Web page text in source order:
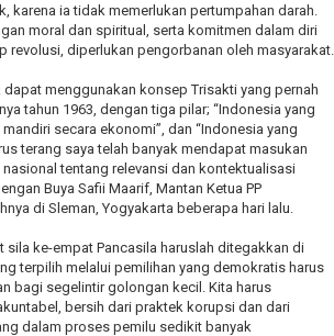
karena ia tidak memerlukan pertumpahan darah.
moral dan spiritual, serta komitmen dalam diri
diperlukan pengorbanan oleh masyarakat.
dapat menggunakan konsep Trisakti yang pernah
tahun 1963, dengan tiga pilar; “Indonesia yang
secara ekonomi”, dan “Indonesia yang
terang saya telah banyak mendapat masukan
tentang relevansi dan kontektualisasi
Buya Safii Maarif, Mantan Ketua PP
di Sleman, Yogyakarta beberapa hari lalu.
sila ke-empat Pancasila haruslah ditegakkan di
terpilih melalui pemilihan yang demokratis harus
bagi segelintir golongan kecil. Kita harus
bersih dari praktek korupsi dan dari
dalam proses pemilu sedikit banyak